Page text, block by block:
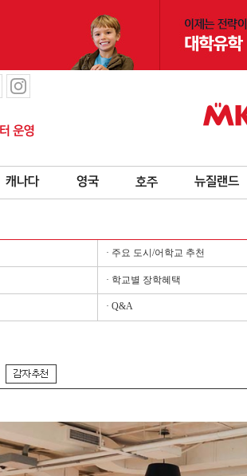
· 주요 도시/어학교 추천
· 학교별 장학혜택
· Q&A